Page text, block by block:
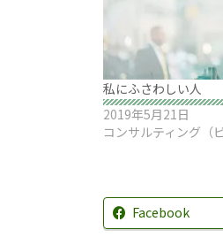
私にふさわしい人
2019年5月21日
コンサルティング（
Facebook